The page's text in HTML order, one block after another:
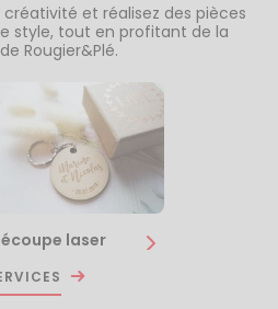
créativité et réalisez des pièces
style, tout en profitant de la
Rougier&Plé.
laser